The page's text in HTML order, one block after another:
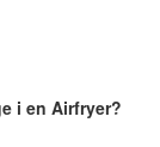
i en Airfryer?